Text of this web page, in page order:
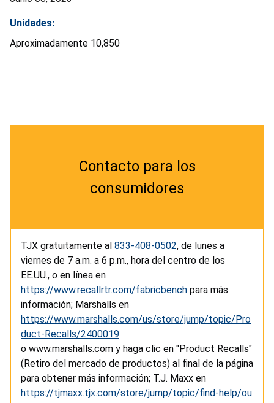
Unidades:
Aproximadamente 10,850
Contacto para los
consumidores
TJX gratuitamente al 833-408-0502, de lunes a
viernes de 7 a.m. a 6 p.m., hora del centro de los
EE.UU., o en línea en
https://www.recallrtr.com/fabricbench para más
información; Marshalls en
https://www.marshalls.com/us/store/jump/topic/Pro
duct-Recalls/2400019
o www.marshalls.com y haga clic en "Product Recalls"
(Retiro del mercado de productos) al final de la página
para obtener más información; T.J. Maxx en
https://tjmaxx.tjx.com/store/jump/topic/find-help/ou